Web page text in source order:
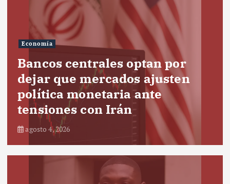
Economía
Bancos centrales optan por
dejar que mercados ajusten
política monetaria ante
tensiones con Irán
agosto 4, 2026